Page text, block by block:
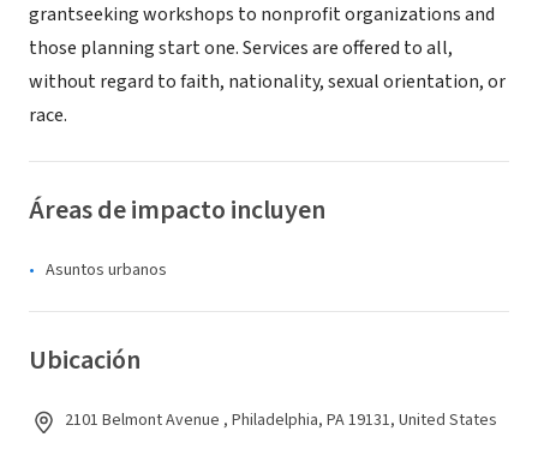
grantseeking workshops to nonprofit organizations and
those planning start one. Services are offered to all,
without regard to faith, nationality, sexual orientation, or
race.
Áreas de impacto incluyen
Asuntos urbanos
Ubicación
2101 Belmont Avenue , Philadelphia, PA 19131, United States